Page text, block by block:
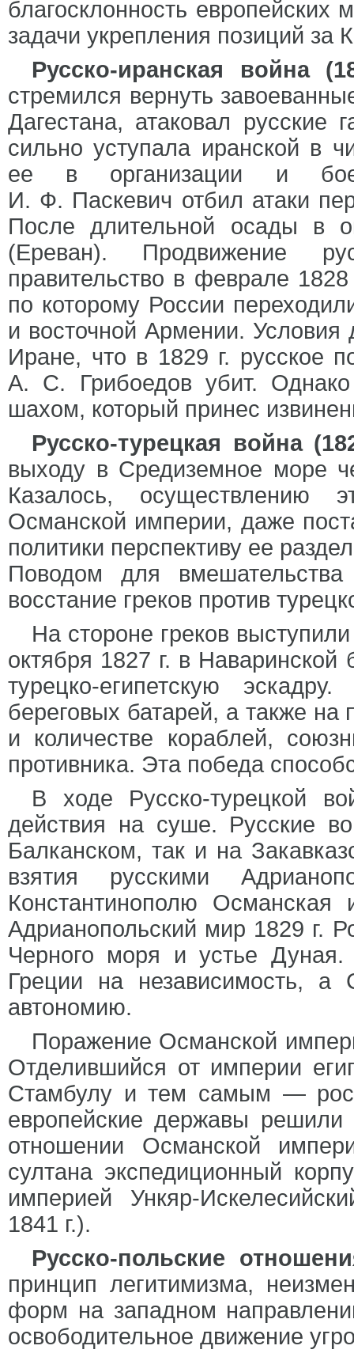
благосклонность
задачи укрепления позиций за
Русско-иранская война
стремился вернуть
Дагестана, атаковал русские
сильно уступала иранской в
ее в организации и
И. Ф. Паскевич отбил атаки
После длительной осады в
(Ереван). Продвижение
правительство в феврале
по которому России
и восточной Армении. Условия
Иране, что в 1829 г. русское
А. С. Грибоедов убит.
шахом, который принес
Русско-турецкая война
выходу в Средиземное море
Казалось, осуществлению
Османской империи, даже
политики перспективу ее
Поводом для
восстание греков против
На стороне греков
октября 1827 г. в
турецко-египетскую
береговых батарей, а также на
и количестве кораблей,
противника. Эта победа
В ходе Русско-турецкой
действия на суше. Русские
Балканском, так и на
взятия русскими
Константинополю
Адрианопольский мир 1829 г.
Черного моря и устье
Греции на независимость,
автономию.
Поражение Османской
Отделившийся от империи
Стамбулу и тем самым —
европейские державы решили
отношении Османской
султана экспедиционный
империей Ункяр-
1841 г.).
Русско-польские
принцип легитимизма,
форм на западном
освободительное движение